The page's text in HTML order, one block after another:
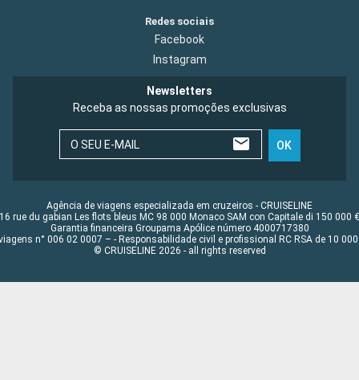
Redes sociais
Facebook
Instagram
Newsletters
Receba as nossas promoções exclusivas
O SEU E-MAIL OK
Agência de viagens especializada em cruzeiros - CRUISELINE
16 rue du gabian Les flots bleus MC 98 000 Monaco SAM con Capitale di 150 000 €
Garantia financeira Groupama Apólice número 4000717380
n° 006 02 0007 – - Responsabilidade civil e profissional RC RSA de 10 000
© CRUISELINE 2026 - all rights reserved